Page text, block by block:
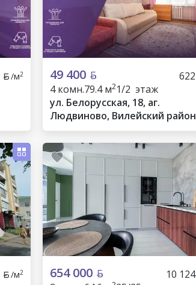
/м2 49 400 622
4 комн.79.4 м21/2 этаж
ул. Белорусская, 18, аг.
Людвиново, Вилейский район
/м2 654 000 10 124